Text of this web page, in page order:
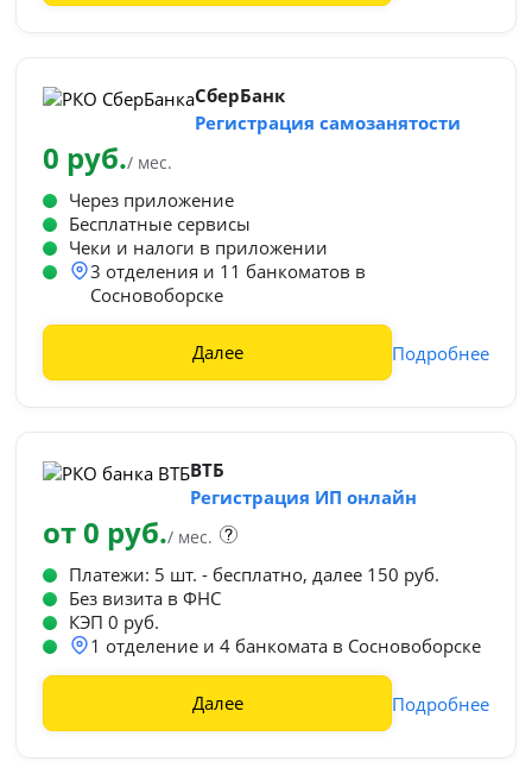
СберБанк
Регистрация самозанятости
0 руб./ мес.
Через приложение
Бесплатные сервисы
Чеки и налоги в приложении
3 отделения и 11 банкоматов в
Сосновоборске
Далее Подробнее
ВТБ
Регистрация ИП онлайн
от 0 руб./ мес.
Платежи: 5 шт. - бесплатно, далее 150 руб.
Без визита в ФНС
КЭП 0 руб.
1 отделение и 4 банкомата в Сосновоборске
Далее Подробнее